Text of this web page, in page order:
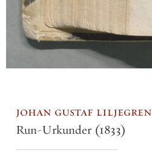
johan gustaf liljegren
Run-Urkunder (1833)